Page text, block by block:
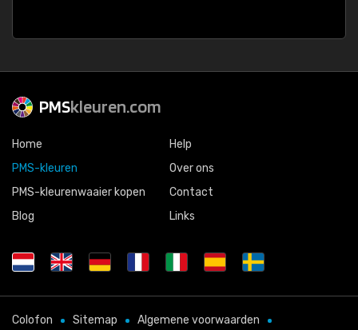
PMSkleuren.com
Home
PMS-kleuren
PMS-kleurenwaaier kopen
Blog
Help
Over ons
Contact
Links
Colofon Sitemap Algemene voorwaarden